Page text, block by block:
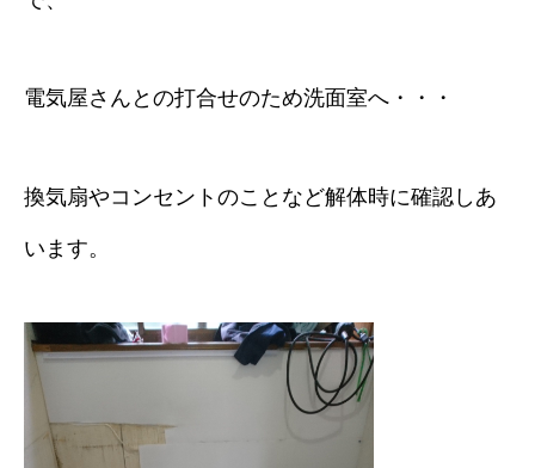
電気屋さんとの打合せのため洗面室へ・・・
換気扇やコンセントのことなど解体時に確認しあ
います。